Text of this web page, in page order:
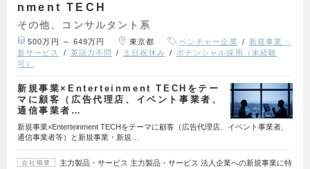
nment TECH
その他、コンサルタント系
500万円 ～ 649万円 東京都 ベンチャー企業
新規事業・
新サービス
英語力不問 土日祝休み
ポテンシャル採用（未経験
可）
新規事業×Enterteinment TECHをテー
マに顧客（広告代理店、イベント事業者、
通信事業者…
新規事業×Enterteinment TECHをテーマに顧客（広告代理店、イベント事業者、
通信事業者等）と新規事業・新規…
会社概要
主力製品・サービス 主力製品・サービス 法人企業への新規事業に特